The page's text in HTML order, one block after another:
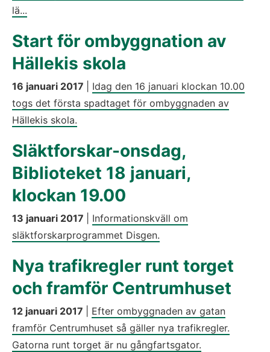
lä...
Start för ombyggnation av
Hällekis skola
16 januari 2017
Idag den 16 januari klockan 10.00
togs det första spadtaget för ombyggnaden av
Hällekis skola.
Släktforskar-onsdag,
Biblioteket 18 januari,
klockan 19.00
13 januari 2017
Informationskväll om
släktforskarprogrammet Disgen.
Nya trafikregler runt torget
och framför Centrumhuset
12 januari 2017
Efter ombyggnaden av gatan
framför Centrumhuset så gäller nya trafikregler.
Gatorna runt torget är nu gångfartsgator.